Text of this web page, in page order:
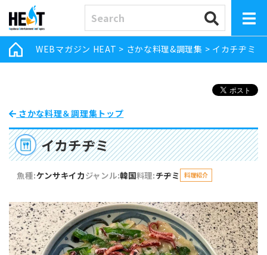
WEBマガジン HEAT > さかな料理&調理集 > イカチヂミ
さかな料理＆調理集トップ
イカチヂミ
魚種:ケンサキイカジャンル:韓国料理:チヂミ 料理紹介